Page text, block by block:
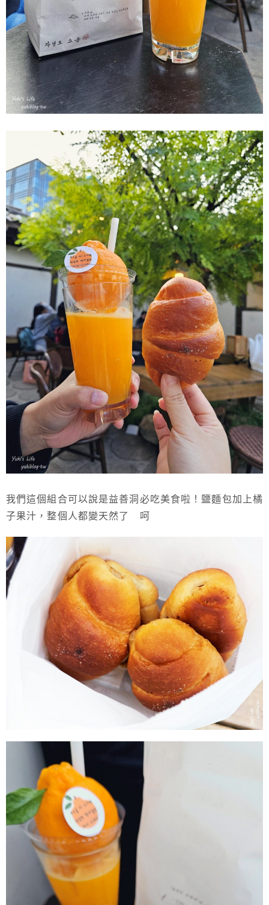
我們這個組合可以說是益善洞必吃美食啦！鹽麵包加上橘
子果汁，整個人都變天然了 呵